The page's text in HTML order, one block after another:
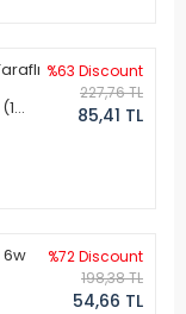
%63 Discount
227,76 TL
85,41 TL
6w
%72 Discount
198,38 TL
54,66 TL